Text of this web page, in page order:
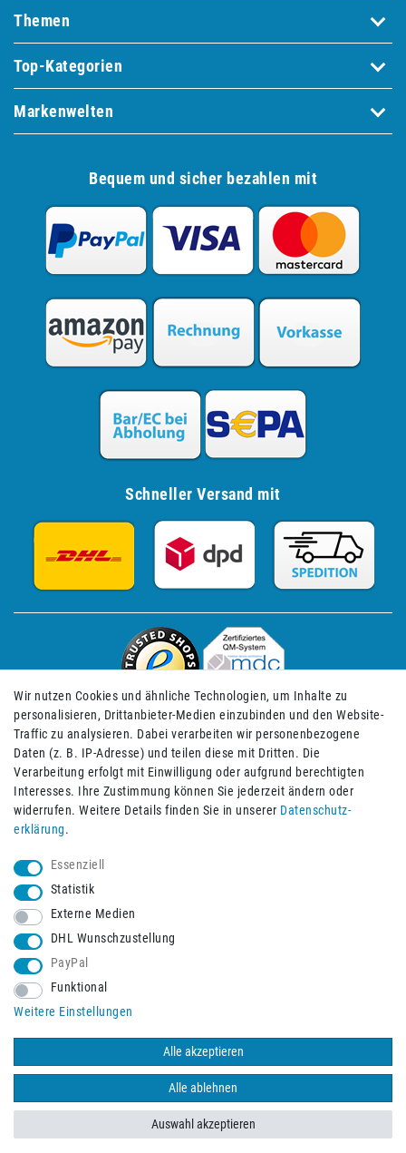
Themen
Top-Kategorien
Markenwelten
Bequem und sicher bezahlen mit
Schneller Versand mit
Impressum Daten­schutz­erklärung AGB
© 2026 Burbach+Goetz Deutsche Sanitätshaus GmbH
vorbehalten. Alle Preise verstehen sich inklusive der Mehrwertsteuer,
zuzüglich der Versandkosten.
Wir nutzen Cookies und ähnliche Technologien, um Inhalte zu
personalisieren, Drittanbieter-Medien einzubinden und den Website-
Traffic zu analysieren. Dabei verarbeiten wir personenbezogene
Daten (z. B. IP-Adresse) und teilen diese mit Dritten. Die
Verarbeitung erfolgt mit Einwilligung oder aufgrund berechtigten
Interesses. Ihre Zustimmung können Sie jederzeit ändern oder
widerrufen. Weitere Details finden Sie in unserer Daten­schutz­
erklärung.
Essenziell
Statistik
Externe Medien
DHL Wunschzustellung
PayPal
Funktional
Weitere Einstellungen
Alle akzeptieren
Alle ablehnen
Auswahl akzeptieren
BACK TO TOP